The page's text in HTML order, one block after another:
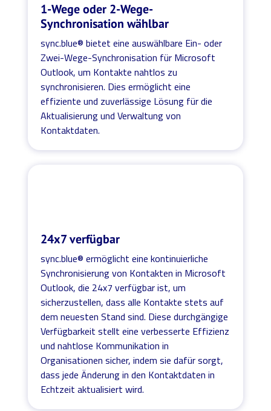
1-Wege oder 2-Wege-
Synchronisation wählbar
sync.blue® bietet eine auswählbare Ein- oder
Zwei-Wege-Synchronisation für Microsoft
Outlook, um Kontakte nahtlos zu
synchronisieren. Dies ermöglicht eine
effiziente und zuverlässige Lösung für die
Aktualisierung und Verwaltung von
Kontaktdaten.
24x7 verfügbar
sync.blue® ermöglicht eine kontinuierliche
Synchronisierung von Kontakten in Microsoft
Outlook, die 24x7 verfügbar ist, um
sicherzustellen, dass alle Kontakte stets auf
dem neuesten Stand sind. Diese durchgängige
Verfügbarkeit stellt eine verbesserte Effizienz
und nahtlose Kommunikation in
Organisationen sicher, indem sie dafür sorgt,
dass jede Änderung in den Kontaktdaten in
Echtzeit aktualisiert wird.